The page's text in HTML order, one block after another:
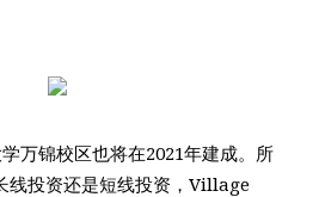
万锦校区也将在2021年建成。所
线投资还是短线投资，Village